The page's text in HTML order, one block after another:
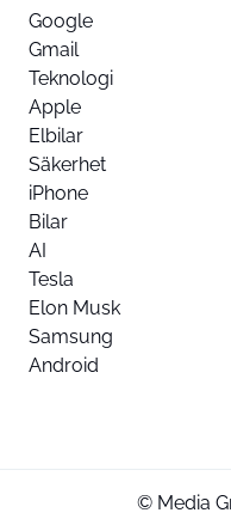
Google
Gmail
Teknologi
Apple
Elbilar
Säkerhet
iPhone
Bilar
AI
Tesla
Elon Musk
Samsung
Android
© Media